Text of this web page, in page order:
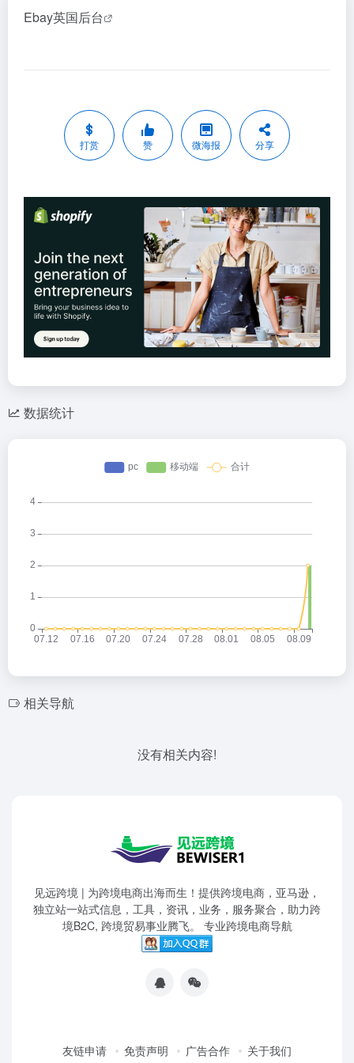
Ebay英国后台
打赏 赞 微海报 分享
数据统计
相关导航
没有相关内容!
见远跨境 | 为跨境电商出海而生！提供跨境电商，亚马逊，
独立站一站式信息，工具，资讯，业务，服务聚合，助力跨
境B2C, 跨境贸易事业腾飞。 专业跨境电商导航
友链申请 免责声明 广告合作 关于我们